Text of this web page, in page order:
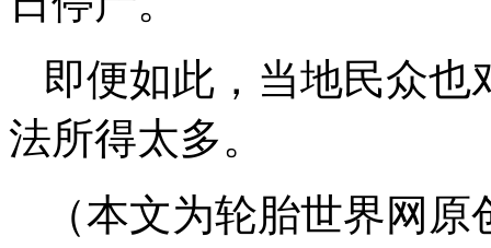
即便如此，当地民众
法所得太多。
（本文为轮胎世界网